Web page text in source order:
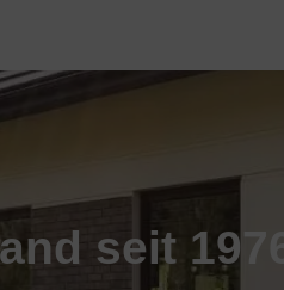
seit 1976